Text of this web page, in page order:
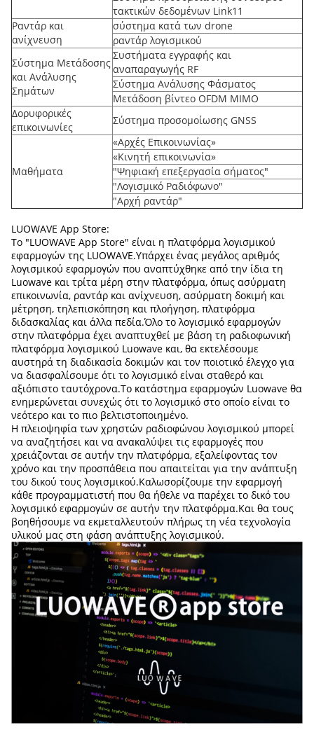
τακτικών δεδομένων Link11
Ραντάρ και
ανίχνευση
σύστημα κατά των drone
ραντάρ λογισμικού
Σύστημα Μετάδοσης
και Ανάλυσης
Σημάτων
Συστήματα εγγραφής και
αναπαραγωγής RF
Σύστημα Ανάλυσης Φάσματος
Μετάδοση βίντεο OFDM MIMO
Δορυφορικές
επικοινωνίες
Σύστημα προσομοίωσης GNSS
Μαθήματα
«Αρχές Επικοινωνίας»
«Κινητή επικοινωνία»
"Ψηφιακή επεξεργασία σήματος"
"Λογισμικό Ραδιόφωνο"
"Αρχή ραντάρ"
LUOWAVE App Store:
Το "LUOWAVE App Store" είναι η πλατφόρμα λογισμικού
εφαρμογών της LUOWAVE.Υπάρχει ένας μεγάλος αριθμός
λογισμικού εφαρμογών που αναπτύχθηκε από την ίδια τη
Luowave και τρίτα μέρη στην πλατφόρμα, όπως ασύρματη
επικοινωνία, ραντάρ και ανίχνευση, ασύρματη δοκιμή και
μέτρηση, τηλεπισκόπηση και πλοήγηση, πλατφόρμα
διδασκαλίας και άλλα πεδία.Όλο το λογισμικό εφαρμογών
στην πλατφόρμα έχει αναπτυχθεί με βάση τη ραδιοφωνική
πλατφόρμα λογισμικού Luowave και, θα εκτελέσουμε
αυστηρά τη διαδικασία δοκιμών και τον ποιοτικό έλεγχο για
να διασφαλίσουμε ότι το λογισμικό είναι σταθερό και
αξιόπιστο ταυτόχρονα.Το κατάστημα εφαρμογών Luowave θα
ενημερώνεται συνεχώς ότι το λογισμικό στο οποίο είναι το
νεότερο και το πιο βελτιστοποιημένο.
Η πλειοψηφία των χρηστών ραδιοφώνου λογισμικού μπορεί
να αναζητήσει και να ανακαλύψει τις εφαρμογές που
χρειάζονται σε αυτήν την πλατφόρμα, εξαλείφοντας τον
χρόνο και την προσπάθεια που απαιτείται για την ανάπτυξη
του δικού τους λογισμικού.Καλωσορίζουμε την εφαρμογή
κάθε προγραμματιστή που θα ήθελε να παρέχει το δικό του
λογισμικό εφαρμογών σε αυτήν την πλατφόρμα.Και θα τους
βοηθήσουμε να εκμεταλλευτούν πλήρως τη νέα τεχνολογία
υλικού μας στη φάση ανάπτυξης λογισμικού.